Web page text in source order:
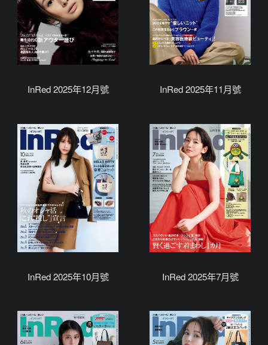
InRed 2025年12月號 InRed 2025年11月號
InRed 2025年10月號 InRed 2025年7月號